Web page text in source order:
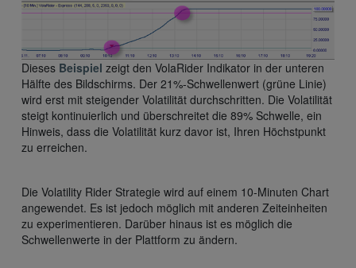
Dieses Beispiel zeigt den VolaRider Indikator in der unteren
Hälfte des Bildschirms. Der 21%-Schwellenwert (grüne Linie)
wird erst mit steigender Volatilität durchschritten. Die Volatilität
steigt kontinuierlich und überschreitet die 89% Schwelle, ein
Hinweis, dass die Volatilität kurz davor ist, Ihren Höchstpunkt
zu erreichen.
Die Volatility Rider Strategie wird auf einem 10-Minuten Chart
angewendet. Es ist jedoch möglich mit anderen Zeiteinheiten
zu experimentieren. Darüber hinaus ist es möglich die
Schwellenwerte in der Plattform zu ändern.